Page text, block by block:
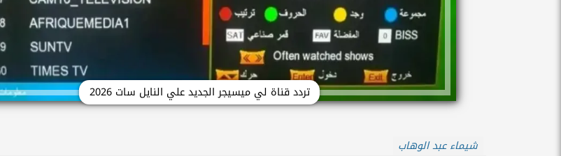
تردد قناة لي ميسيجر الجديد علي النايل سات 2026
شيماء عبد الوهاب